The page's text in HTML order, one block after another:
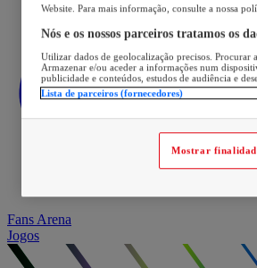
Fans Arena
Jogos
Website. Para mais informação, consulte a nossa
Nós e os nossos parceiros tratamos os
Utilizar dados de geolocalização precisos. Procurar
Armazenar e/ou aceder a informações num
publicidade e conteúdos, estudos de audiência e
Lista de parceiros (fornecedores)
Mostrar